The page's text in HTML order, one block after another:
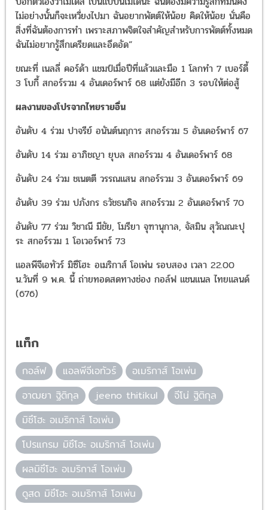
ไม่อย่างนั้นก็จะเหวี่ยงไปมา ฉันอยากพัตต์ให้น้อย คิดให้น้อย นั่นคือ
สิ่งที่ฉันต้องการทำ เพราะสภาพจิตใจสำคัญสำหรับการพัตต์ทั้งหมด
ฉันไม่อยากรู้สึกเครียดและอึดอัด”
ขณะที่ เนลลี่ คอร์ด้า แชมป์เมื่อปีที่แล้วและมือ 1 โลกทำ 7 เบอร์ดี้
3 โบกี้ สกอร์รวม 4 อันเดอร์พาร์ 68 แต่ยังมีอีก 3 รอบให้ต่อสู้
ผลงานของโปรจากไทยรายอื่น
อันดับ 4 ร่วม ปาจรีย์ อนันต์นฤการ สกอร์รวม 5 อันเดอร์พาร์ 67
อันดับ 14 ร่วม อาภิชญา ยุบล สกอร์รวม 4 อันเดอร์พาร์ 68
อันดับ 24 ร่วม ชเนตตี วรรณแสน สกอร์รวม 3 อันเดอร์พาร์ 69
อันดับ 39 ร่วม ปภังกร ธวัชธนกิจ สกอร์รวม 2 อันเดอร์พาร์ 70
อันดับ 77 ร่วม วิชาณี มีชัย, โมรียา จุฑานุกาล, จัสมิน สุวัณณะปุ
ระ สกอร์รวม 1 โอเวอร์พาร์ 73
แอลพีจีเอทัวร์ มิซึโฮะ อเมริกาส์ โอเพ่น รอบสอง เวลา 22.00
น.วันที่ 9 พ.ค. นี้ ถ่ายทอดสดทางช่อง กอล์ฟ แชนแนล ไทยแลนด์
(676)
แท็ก
กอล์ฟ แอลพีจีเอทัวร์
อเมริกาส์ โอเพ่น
อาฒยา ฐิติกุล
jeeno thitikul
จีโน่ ฐิติกุล
มิซึโฮะ อเมริกาส์ โอเพ่น
โปรแกรม มิซึโฮะ อเมริกาส์ โอเพ่น
ผลมิซึโฮะ อเมริกาส์ โอเพ่น
ดูสด มิซึโฮะ อเมริกาส์ โอเพ่น